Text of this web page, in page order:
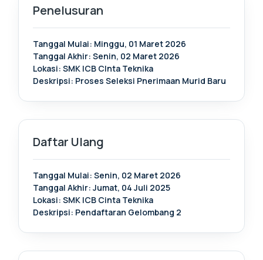
Penelusuran
Tanggal Mulai: Minggu, 01 Maret 2026
Tanggal Akhir: Senin, 02 Maret 2026
Lokasi: SMK ICB CInta Teknika
Deskripsi: Proses Seleksi Pnerimaan Murid Baru
Daftar Ulang
Tanggal Mulai: Senin, 02 Maret 2026
Tanggal Akhir: Jumat, 04 Juli 2025
Lokasi: SMK ICB Cinta Teknika
Deskripsi: Pendaftaran Gelombang 2